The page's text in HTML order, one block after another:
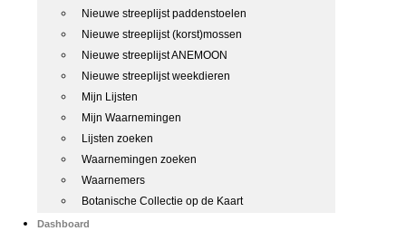
Nieuwe streeplijst paddenstoelen
Nieuwe streeplijst (korst)mossen
Nieuwe streeplijst ANEMOON
Nieuwe streeplijst weekdieren
Mijn Lijsten
Mijn Waarnemingen
Lijsten zoeken
Waarnemingen zoeken
Waarnemers
Botanische Collectie op de Kaart
Dashboard